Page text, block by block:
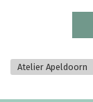
Atelier Apeldoorn